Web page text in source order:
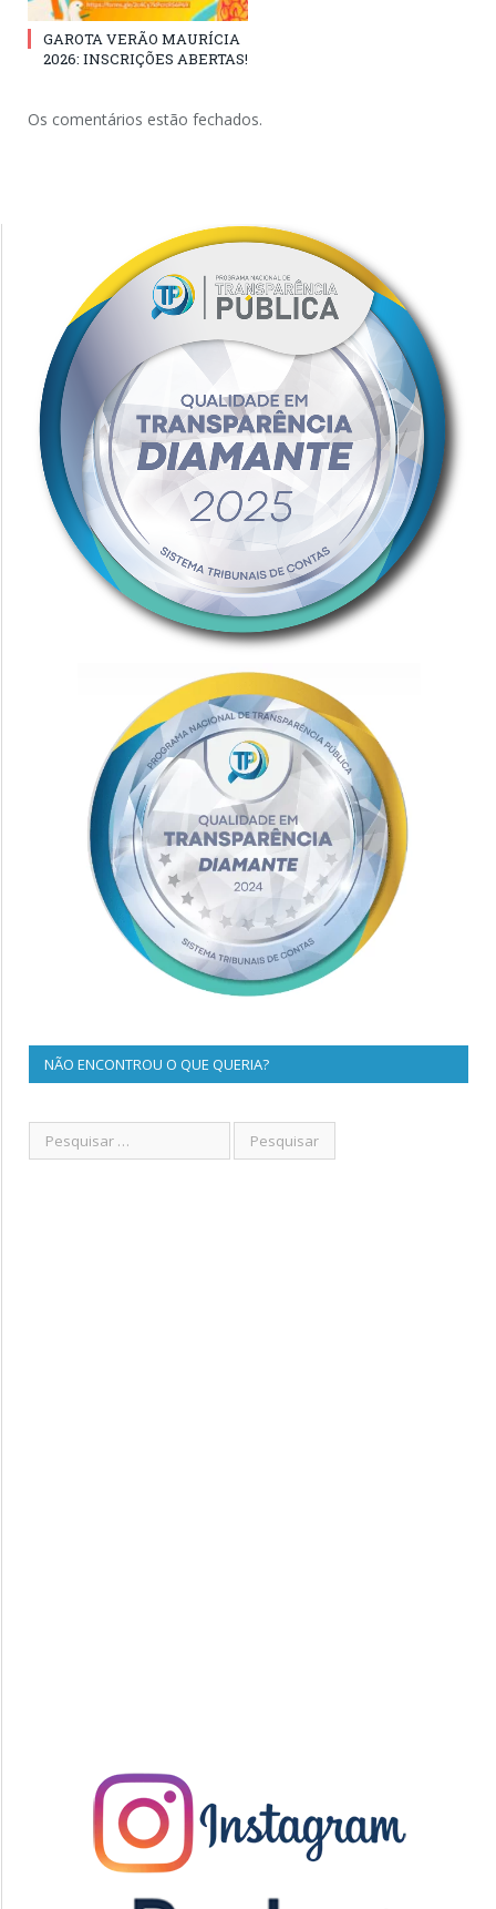
GAROTA VERÃO MAURÍCIA
2026: INSCRIÇÕES ABERTAS!
Os comentários estão fechados.
NÃO ENCONTROU O QUE QUERIA?